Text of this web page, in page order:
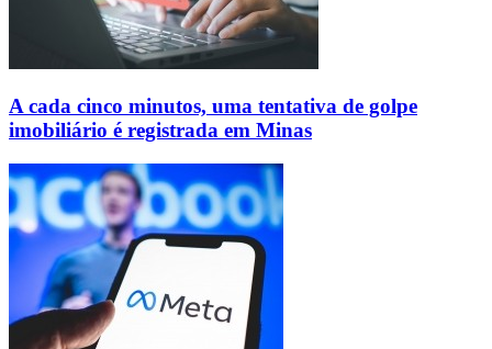
A cada cinco minutos, uma tentativa de golpe
imobiliário é registrada em Minas